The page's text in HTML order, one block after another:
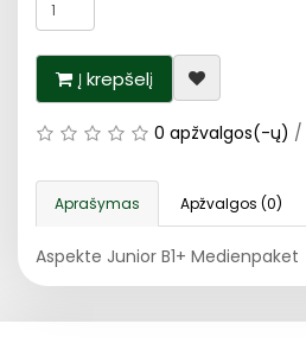
Į krepšelį
0 apžvalgos(-ų) /
Aprašymas Apžvalgos (0)
Aspekte Junior B1+ Medienpaket